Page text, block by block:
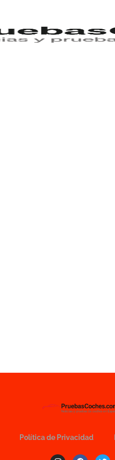
Política de Privacidad